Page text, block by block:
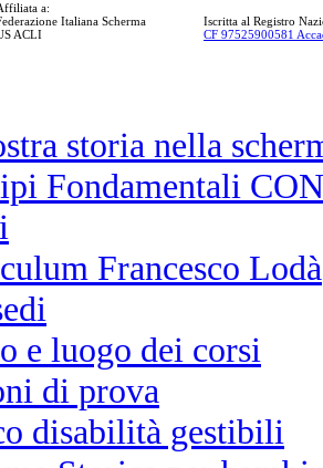
a:
Italiana Scherma
ACLI
Iscritta al Registro
CF 97525900581
storia nella
Fondamentali
Francesco Lodà
e luogo dei corsi
di prova
disabilità gestibili